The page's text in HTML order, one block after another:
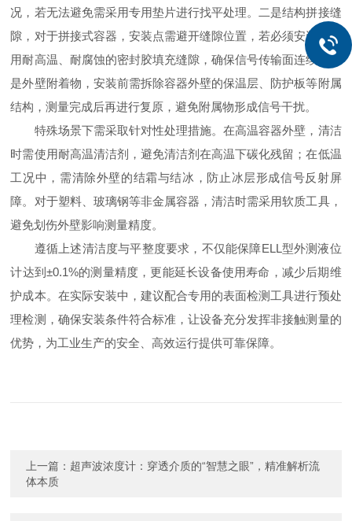
况，若无法避免需采用专用垫片进行找平处理。二是结构拼接缝
隙，对于拼接式容器，安装点需避开缝隙位置，若必须安装则需
用耐高温、耐腐蚀的密封胶填充缝隙，确保信号传输面连续。三
是外壁附着物，安装前需拆除容器外壁的保温层、防护板等附属
结构，测量完成后再进行复原，避免附属物形成信号干扰。
特殊场景下需采取针对性处理措施。在高温容器外壁，清洁
时需使用耐高温清洁剂，避免清洁剂在高温下碳化残留；在低温
工况中，需清除外壁的结霜与结冰，防止冰层形成信号反射屏
障。对于塑料、玻璃钢等非金属容器，清洁时需采用软质工具，
避免划伤外壁影响测量精度。
遵循上述清洁度与平整度要求，不仅能保障ELL型外测液位
计达到±0.1%的测量精度，更能延长设备使用寿命，减少后期维
护成本。在实际安装中，建议配合专用的表面检测工具进行预处
理检测，确保安装条件符合标准，让设备充分发挥非接触测量的
优势，为工业生产的安全、高效运行提供可靠保障。
上一篇： 超声波浓度计：穿透介质的“智慧之眼”，精准解析流
体本质